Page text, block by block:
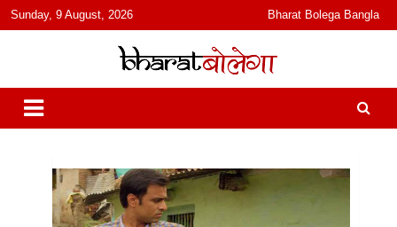
content
Sunday, 9 August, 2026 Bharat Bolega Bangla
भारत बोलेगा
हिंदी में समाचार, विचार, ऑडियो, वीडियो और फ़ीचर. भारत बोलेगा हिंदी न्यूज़ वेबसाइट
India: News, Views, Info, Trends & Podcast I जानकारी भी समझदारी भी
और पॉडकास्ट